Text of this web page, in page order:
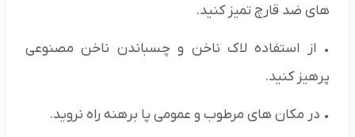
های ضد قارچ تمیز کنید.
• از استفاده لاک ناخن و چسباندن ناخن مصنوعی
پرهیز کنید.
• در مکان های مرطوب و عمومی پا برهنه راه نروید.